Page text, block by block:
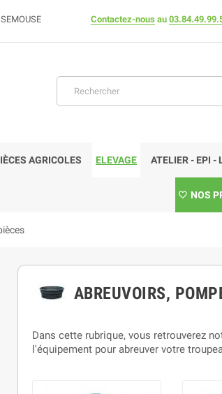
Contactez-nous au
AGRICOLES ELEVAGE ATELIER - EPI -
NOS
ABREUVOIRS,
Dans cette rubrique, vous retrouverez
l'équipement pour abreuver votre